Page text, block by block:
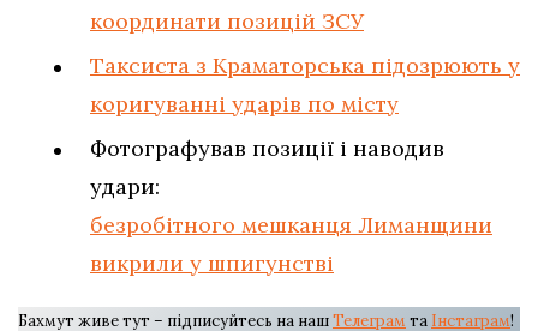
координати позицій ЗСУ
Таксиста з Краматорська підозрюють у
коригуванні ударів по місту
Фотографував позиції і наводив
удари:
безробітного мешканця Лиманщини
викрили у шпигунстві
Бахмут живе тут – підписуйтесь на нашТелеграм та Інстаграм!